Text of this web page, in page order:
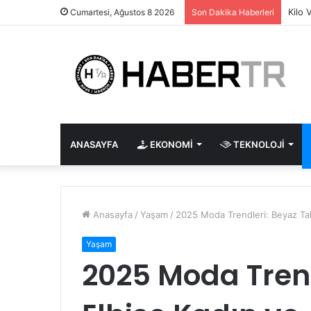
Cumartesi, Ağustos 8 2026 Son Dakika Haberleri Kilo
ANASAYFA EKONOMI TEKNOLOJI
Anasayfa / Yaşam / 2025 Moda Trendleri: Beyaz
Yaşam
2025 Moda